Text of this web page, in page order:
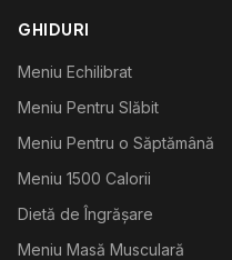
GHIDURI
Meniu Echilibrat
Meniu Pentru Slăbit
Meniu Pentru o Săptămână
Meniu 1500 Calorii
Dietă de Îngrășare
Meniu Masă Musculară